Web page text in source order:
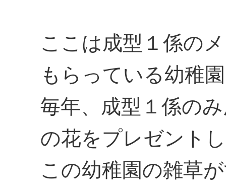
ここは成型１係の
もらっている幼稚
毎年、成型１係の
の花をプレゼント
この幼稚園の雑草